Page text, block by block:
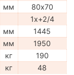
мм
80х70
1x+2/4
мм
1445
мм
1950
кг
190
кг 48